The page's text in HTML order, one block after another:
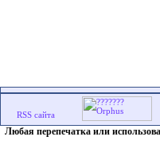
Любая перепечатка или